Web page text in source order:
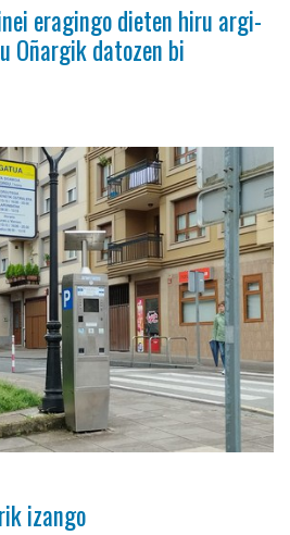
eragingo dieten hiru argi-
Oñargik datozen bi
izango